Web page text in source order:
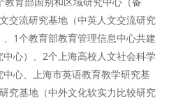
交流研究基地（中英人文交流研究
1个教育部教育管理信息中心共建
心）、2个上海高校人文社会科学
心、上海市英语教育教学研究基
究基地（中外文化软实力比较研究